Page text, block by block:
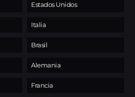
Estados Unidos
Italia
Brasil
Alemania
Francia